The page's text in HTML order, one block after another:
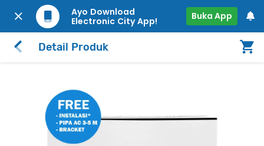
Ayo Download
Electronic City App!
Buka App
Detail Produk